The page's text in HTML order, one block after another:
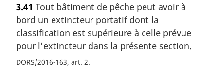
t
e
m
a
r
g
3.41 Tout bâtiment de pêche peut avoir à
bord un extincteur portatif dont la
classification est supérieure à celle prévue
pour l’extincteur dans la présente section.
DORS/2016-163, art. 2